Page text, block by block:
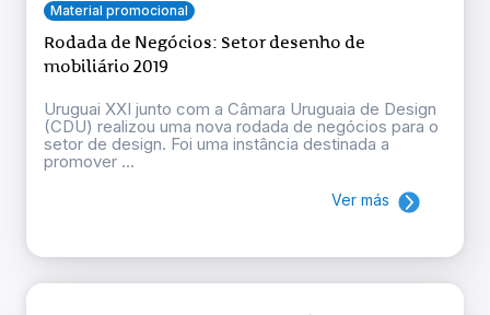
Material promocional
Rodada de Negócios: Setor desenho de
mobiliário 2019
Uruguai XXI junto com a Câmara Uruguaia de Design
(CDU) realizou uma nova rodada de negócios para o
setor de design. Foi uma instância destinada a
promover ...
Ver más